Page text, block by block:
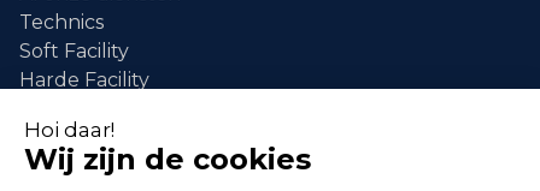
Technics
Soft Facility
Harde Facility
industriële schilderwerken
industriële reiniging